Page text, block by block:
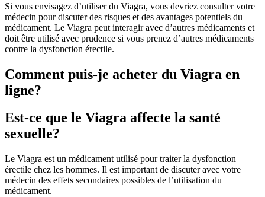
Si vous envisagez d’utiliser du Viagra, vous devriez consulter votre
médecin pour discuter des risques et des avantages potentiels du
médicament. Le Viagra peut interagir avec d’autres médicaments et
doit être utilisé avec prudence si vous prenez d’autres médicaments
contre la dysfonction érectile.
Comment puis-je acheter du Viagra en
ligne?
Est-ce que le Viagra affecte la santé
sexuelle?
Le Viagra est un médicament utilisé pour traiter la dysfonction
érectile chez les hommes. Il est important de discuter avec votre
médecin des effets secondaires possibles de l’utilisation du
médicament.